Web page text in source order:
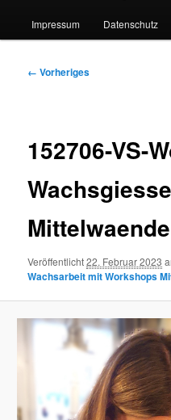
Impressum Datenschutz
Bilder-
← Vorheriges
152706-VS-
Mittelwaende
Veröffentlicht22. Februar 2023
Wachsarbeit mit Workshops